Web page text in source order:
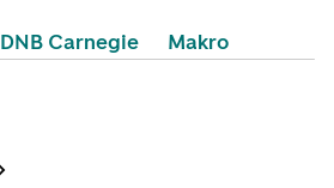
DNB Carnegie Makro